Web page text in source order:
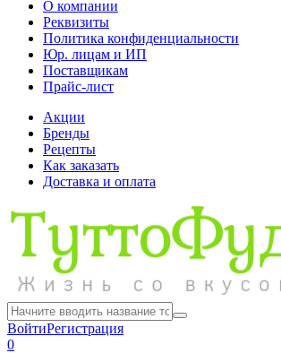
О компании
Реквизиты
Политика конфиденциальности
Юр. лицам и ИП
Поставщикам
Прайс-лист
Акции
Бренды
Рецепты
Как заказать
Доставка и оплата
ВойтиРегистрация
0